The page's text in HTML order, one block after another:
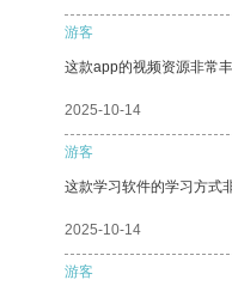
游客
这款app的视频资源非常
2025-10-14
游客
这款学习软件的学习方式
2025-10-14
游客